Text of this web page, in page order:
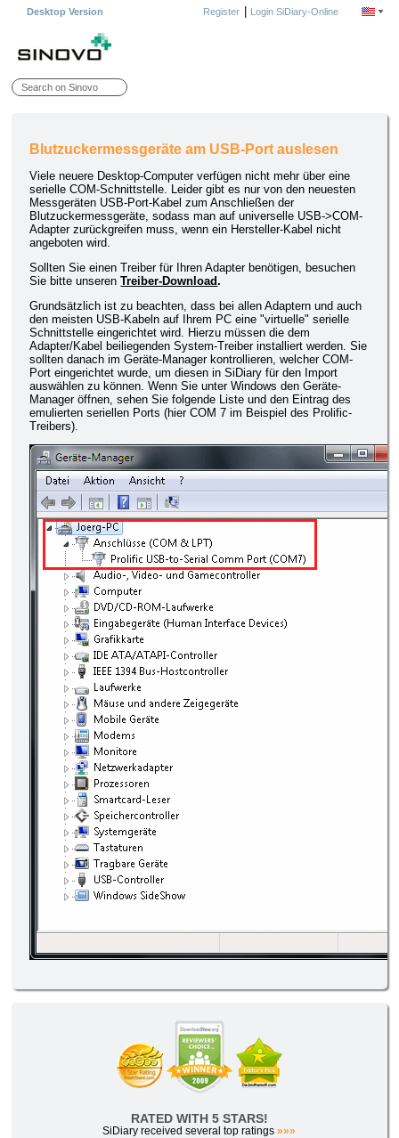
Desktop Version Register| Login SiDiary-Online
Blutzuckermessgeräte am USB-Port auslesen
Viele neuere Desktop-Computer verfügen nicht mehr über eine
serielle COM-Schnittstelle. Leider gibt es nur von den neuesten
Messgeräten USB-Port-Kabel zum Anschließen der
Blutzuckermessgeräte, sodass man auf universelle USB->COM-
Adapter zurückgreifen muss, wenn ein Hersteller-Kabel nicht
angeboten wird.
Sollten Sie einen Treiber für Ihren Adapter benötigen, besuchen
Sie bitte unserenTreiber-Download.
Grundsätzlich ist zu beachten, dass bei allen Adaptern und auch
den meisten USB-Kabeln auf Ihrem PC eine "virtuelle" serielle
Schnittstelle eingerichtet wird. Hierzu müssen die dem
Adapter/Kabel beiliegenden System-Treiber installiert werden. Sie
sollten danach im Geräte-Manager kontrollieren, welcher COM-
Port eingerichtet wurde, um diesen in SiDiary für den Import
auswählen zu können. Wenn Sie unter Windows den Geräte-
Manager öffnen, sehen Sie folgende Liste und den Eintrag des
emulierten seriellen Ports (hier COM 7 im Beispiel des Prolific-
Treibers).
RATED WITH 5 STARS!
SiDiary received several top ratings»»»